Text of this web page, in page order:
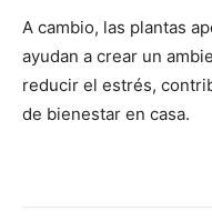
A cambio, las plantas
ayudan a crear un
reducir el estrés,
de bienestar en casa.